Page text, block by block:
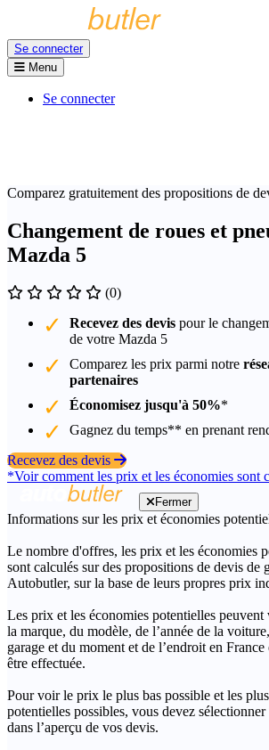
Se connecter
Menu
Se connecter
Comparez gratuitement des propositions de
Changement de roues et
Mazda 5
(0)
Recevez des devis pour le
de votre Mazda 5
Comparez les prix parmi notre
partenaires
Économisez jusqu'à 50%*
Gagnez du temps** en prenant
Recevez des devis
*Voir comment les prix et les économies sont
Fermer
Informations sur les prix et économies
Le nombre d'offres, les prix et les économies
sont calculés sur des propositions de devis de
Autobutler, sur la base de leurs propres prix
Les prix et les économies potentielles
la marque, du modèle, de l’année de la
garage et du moment et de l’endroit en
être effectuée.
Pour voir le prix le plus bas possible et les
potentielles possibles, vous devez
dans l’aperçu de vos devis.